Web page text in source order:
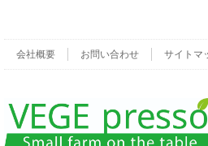
会社概要 お問い合わせ サイトマ